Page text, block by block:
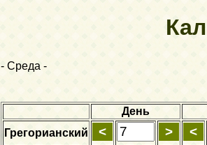
- Среда -
День
Грегорианский